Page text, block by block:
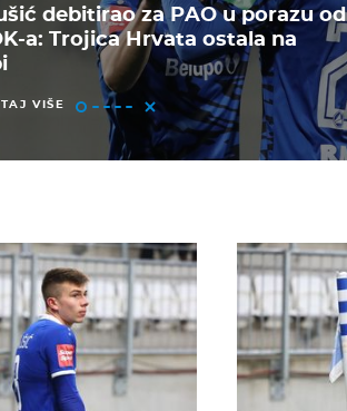
debitirao za PAO u porazu od
a: Trojica Hrvata ostala na
VIŠE